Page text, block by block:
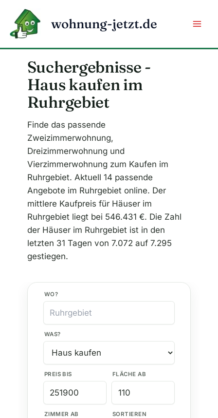
Inhalt
springen
wohnung-jetzt.de
Suchergebnisse -
Haus kaufen im
Ruhrgebiet
Finde das passende
Zweizimmerwohnung,
Dreizimmerwohnung und
Vierzimmerwohnung zum Kaufen im
Ruhrgebiet. Aktuell 14 passende
Angebote im Ruhrgebiet online. Der
mittlere Kaufpreis für Häuser im
Ruhrgebiet liegt bei 546.431 €. Die Zahl
der Häuser im Ruhrgebiet ist in den
letzten 31 Tagen von 7.072 auf 7.295
gestiegen.
WO?
WAS?
PREIS BIS FLÄCHE AB
ZIMMER AB SORTIEREN